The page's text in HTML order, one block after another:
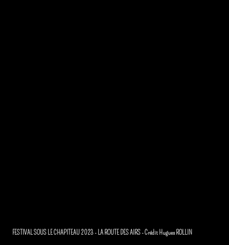
FESTIVAL SOUS LE CHAPITEAU 2023 - LA ROUTE DES AIRS - Crédit Hugues ROLLIN